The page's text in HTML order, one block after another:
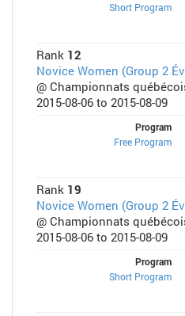
Short Program
Rank 12
Novice Women (Group 2
@ Championnats
2015-08-06 to 2015-08-09
Program
Free Program
Rank 19
Novice Women (Group 2
@ Championnats
2015-08-06 to 2015-08-09
Program
Short Program